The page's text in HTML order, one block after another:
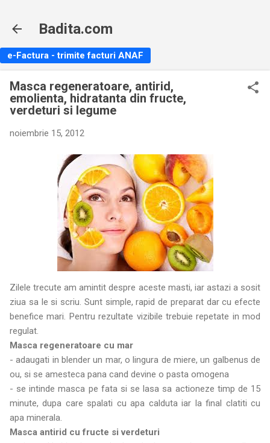
Badita.com
e-Factura - trimite facturi ANAF
Masca regeneratoare, antirid,
emolienta, hidratanta din fructe,
verdeturi si legume
noiembrie 15, 2012
Zilele trecute am amintit despre aceste masti, iar astazi a sosit
ziua sa le si scriu. Sunt simple, rapid de preparat dar cu efecte
benefice mari. Pentru rezultate vizibile trebuie repetate in mod
regulat.
Masca regeneratoare cu mar
- adaugati in blender un mar, o lingura de miere, un galbenus de
ou, si se amesteca pana cand devine o pasta omogena
- se intinde masca pe fata si se lasa sa actioneze timp de 15
minute, dupa care spalati cu apa calduta iar la final clatiti cu
apa minerala.
Masca antirid cu fructe si verdeturi